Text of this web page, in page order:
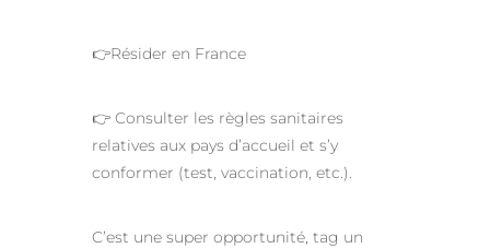
👉Résider en France
👉 Consulter les règles sanitaires
relatives aux pays d’accueil et s’y
conformer (test, vaccination, etc.).
C’est une super opportunité, tag un